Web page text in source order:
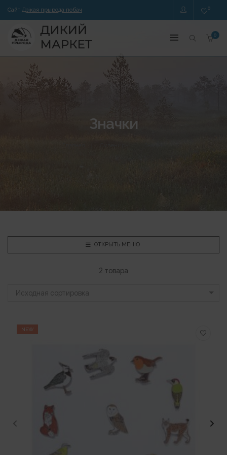
Сайт Дзікая прырода побач 0
0
Значки
ОТКРЫТЬ МЕНЮ
2 товара
Исходная сортировка
NEW